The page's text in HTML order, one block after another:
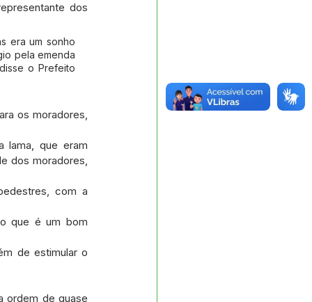
dos
era um sonho
pela emenda
o Prefeito
os moradores,
lama, que eram
dos moradores,
com a
que é um bom
de estimular o
ordem de quase